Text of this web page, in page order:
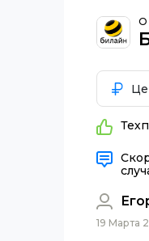
О
19 Марта